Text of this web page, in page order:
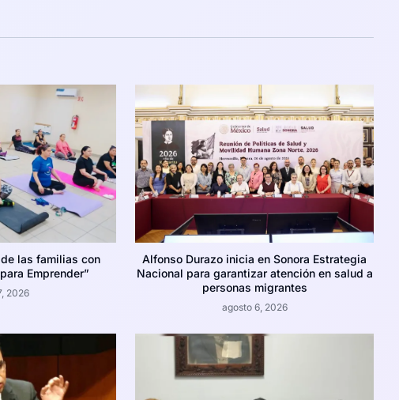
las familias con
Emprender”
2026
Alfonso Durazo inicia en Sonora Estrategia
Nacional para garantizar atención en salud a
personas migrantes
agosto 6, 2026